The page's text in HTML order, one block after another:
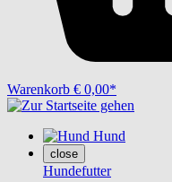
Warenkorb € 0,00*
Hund
close
Hundefutter